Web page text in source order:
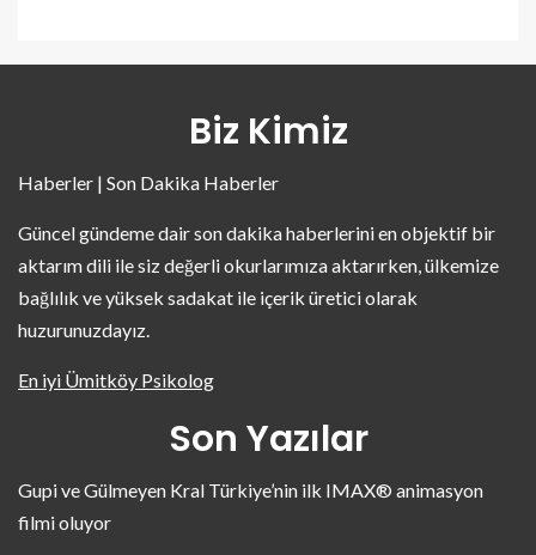
Biz Kimiz
Haberler | Son Dakika Haberler
Güncel gündeme dair son dakika haberlerini en objektif bir
aktarım dili ile siz değerli okurlarımıza aktarırken, ülkemize
bağlılık ve yüksek sadakat ile içerik üretici olarak
huzurunuzdayız.
En iyi Ümitköy Psikolog
Son Yazılar
Gupi ve Gülmeyen Kral Türkiye’nin ilk IMAX® animasyon
filmi oluyor